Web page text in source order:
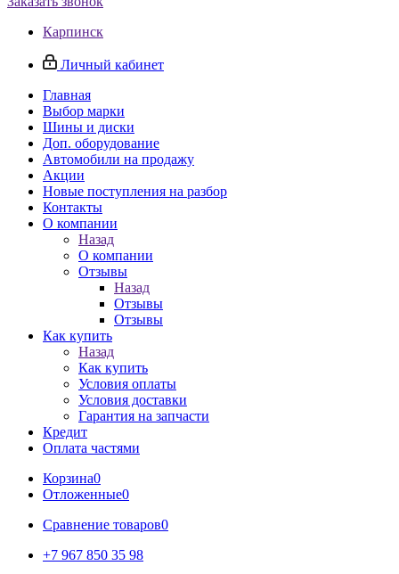
Карпинск
Личный кабинет
Главная
Выбор марки
Шины и диски
Доп. оборудование
Автомобили на продажу
Акции
Новые поступления на разбор
Контакты
О компании
Назад
О компании
Отзывы
Назад
Отзывы
Отзывы
Как купить
Назад
Как купить
Условия оплаты
Условия доставки
Гарантия на запчасти
Кредит
Оплата частями
Корзина0
Отложенные0
Сравнение товаров0
+7 967 850 35 98